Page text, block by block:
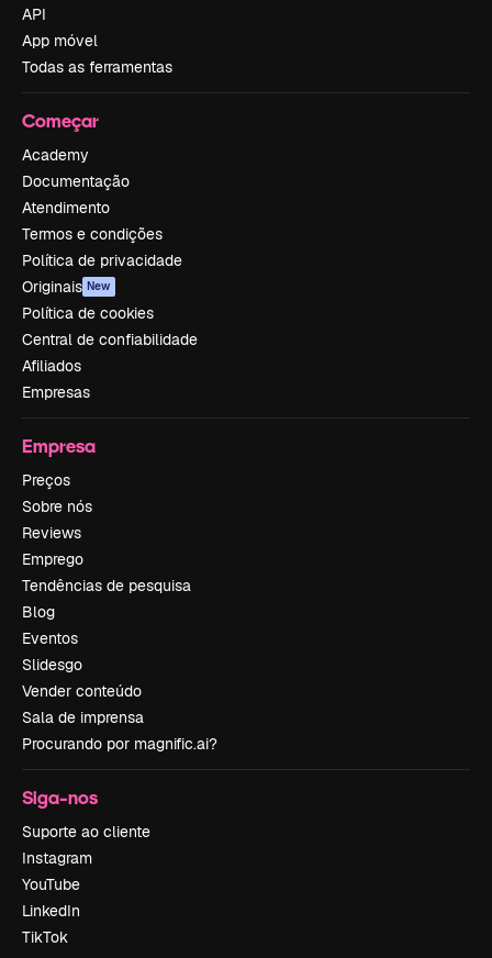
API
App móvel
Todas as ferramentas
Começar
Academy
Documentação
Atendimento
Termos e condições
Política de privacidade
Originais New
Política de cookies
Central de confiabilidade
Afiliados
Empresas
Empresa
Preços
Sobre nós
Reviews
Emprego
Tendências de pesquisa
Blog
Eventos
Slidesgo
Vender conteúdo
Sala de imprensa
Procurando por magnific.ai?
Siga-nos
Suporte ao cliente
Instagram
YouTube
LinkedIn
TikTok